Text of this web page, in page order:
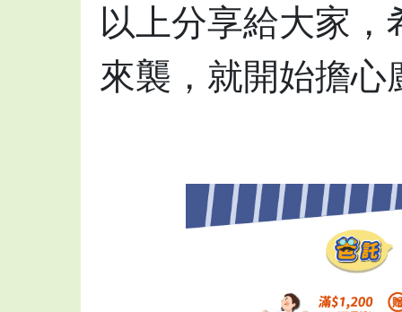
以上分享給大家
來襲，就開始擔